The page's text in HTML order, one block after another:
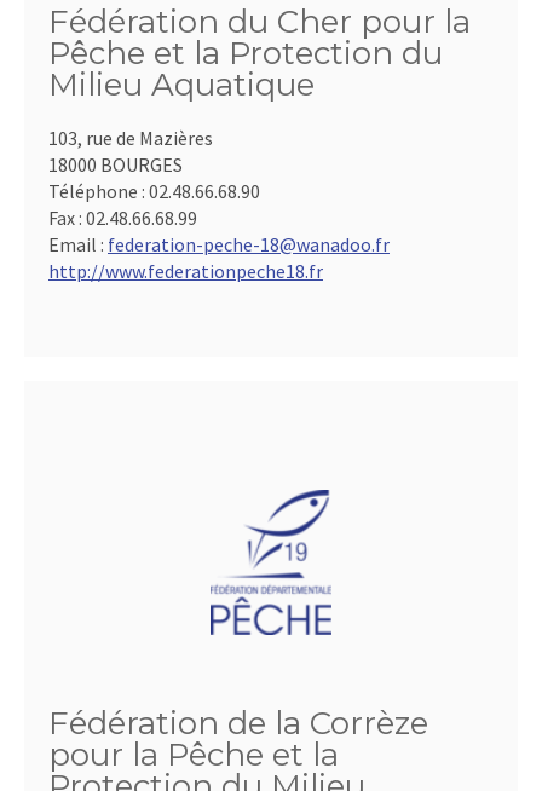
Fédération du Cher pour la
Pêche et la Protection du
Milieu Aquatique
103, rue de Mazières
18000 BOURGES
Téléphone : 02.48.66.68.90
Fax : 02.48.66.68.99
Email : federation-peche-18@wanadoo.fr
http://www.federationpeche18.fr
Fédération de la Corrèze
pour la Pêche et la